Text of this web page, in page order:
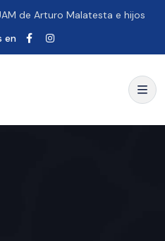
de Arturo Malatesta e hijos
en